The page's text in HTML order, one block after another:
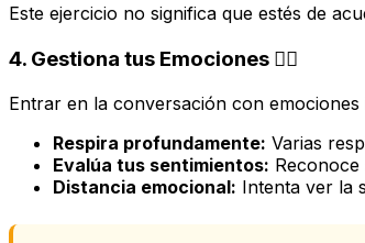
Este ejercicio no significa que estés de
4. Gestiona tus Emociones 🧘‍♀️
Entrar en la conversación con
Respira profundamente: Varias
Evalúa tus sentimientos:
Distancia emocional: Intenta ver la